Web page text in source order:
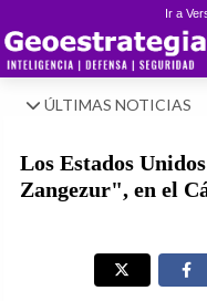
Ir a
ÚLTIMAS NOTICIAS
Los Estados
Zangezur", en el